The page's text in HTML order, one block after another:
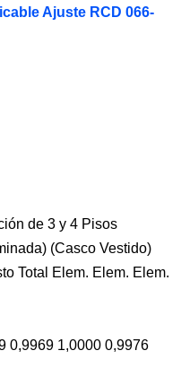
Ajuste RCD 066-
de 3 y 4 Pisos
(Casco Vestido)
Total Elem. Elem. Elem.
0,9969 1,0000 0,9976